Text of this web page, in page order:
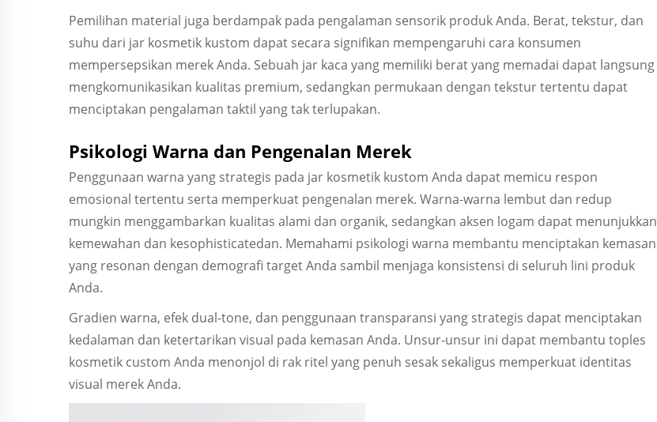
Pemilihan material juga berdampak pada pengalaman sensorik produk Anda. Berat, tekstur, dan
suhu dari jar kosmetik kustom dapat secara signifikan mempengaruhi cara konsumen
mempersepsikan merek Anda. Sebuah jar kaca yang memiliki berat yang memadai dapat langsung
mengkomunikasikan kualitas premium, sedangkan permukaan dengan tekstur tertentu dapat
menciptakan pengalaman taktil yang tak terlupakan.
Psikologi Warna dan Pengenalan Merek
Penggunaan warna yang strategis pada jar kosmetik kustom Anda dapat memicu respon
emosional tertentu serta memperkuat pengenalan merek. Warna-warna lembut dan redup
mungkin menggambarkan kualitas alami dan organik, sedangkan aksen logam dapat menunjukkan
kemewahan dan kesophisticatedan. Memahami psikologi warna membantu menciptakan kemasan
yang resonan dengan demografi target Anda sambil menjaga konsistensi di seluruh lini produk
Anda.
Gradien warna, efek dual-tone, dan penggunaan transparansi yang strategis dapat menciptakan
kedalaman dan ketertarikan visual pada kemasan Anda. Unsur-unsur ini dapat membantu toples
kosmetik custom Anda menonjol di rak ritel yang penuh sesak sekaligus memperkuat identitas
visual merek Anda.